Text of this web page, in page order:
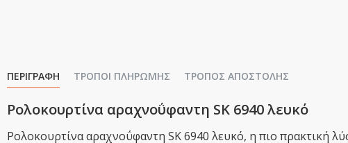
ΠΕΡΙΓΡΑΦΉ ΤΡΌΠΟΙ ΠΛΗΡΩΜΉΣ ΤΡΌΠΟΣ ΑΠΟΣΤΟΛΉΣ
Ρολοκουρτίνα αραχνοΰφαντη SK 6940 λευκό
Ρολοκουρτίνα αραχνοΰφαντη SK 6940 λευκό, η πιο πρακτική